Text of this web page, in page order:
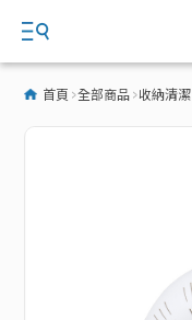
首頁 全部商品 收納清潔